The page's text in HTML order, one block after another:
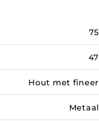
75
47
Hout met fineer
Metaal